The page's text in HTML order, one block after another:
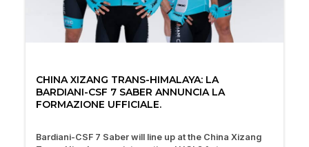
CHINA XIZANG TRANS-HIMALAYA: LA
BARDIANI-CSF 7 SABER ANNUNCIA LA
FORMAZIONE UFFICIALE.
Bardiani-CSF 7 Saber will line up at the China Xizang